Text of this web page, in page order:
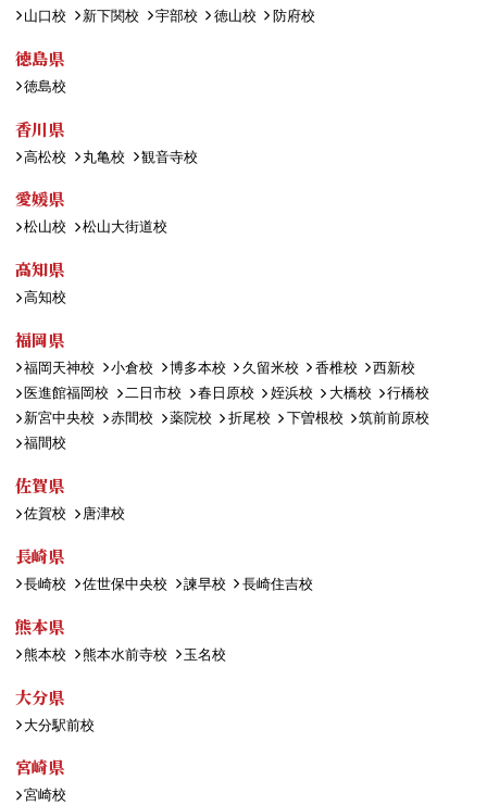
山口校 新下関校 宇部校 徳山校 防府校
徳島県
徳島校
香川県
高松校 丸亀校 観音寺校
愛媛県
松山校 松山大街道校
高知県
高知校
福岡県
福岡天神校 小倉校 博多本校 久留米校 香椎校
西新校
医進館福岡校
二日市校 春日原校 姪浜校 大橋校
行橋校
新宮中央校
赤間校 薬院校 折尾校 下曽根校
筑前前原校
福間校
佐賀県
佐賀校 唐津校
長崎県
長崎校 佐世保中央校 諫早校 長崎住吉校
熊本県
熊本校 熊本水前寺校 玉名校
大分県
大分駅前校
宮崎県
宮崎校